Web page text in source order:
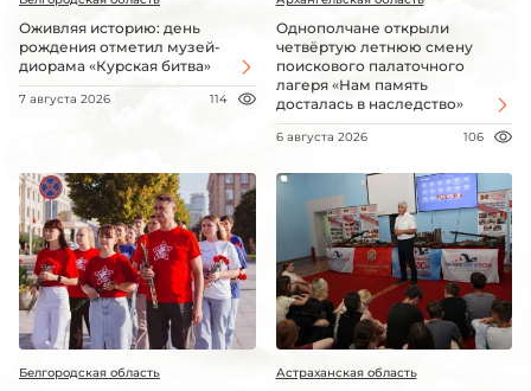
Оживляя историю: день
рождения отметил музей-
диорама «Курская битва»
7 августа 2026 114
Однополчане открыли
четвёртую летнюю смену
поискового палаточного
лагеря «Нам память
досталась в наследство»
6 августа 2026 106
Белгородская область Астраханская область